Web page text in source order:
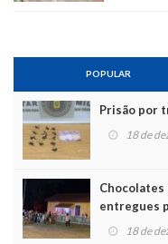
POPULAR
Prisão por
18 de
Chocolates
entregues
Noel 18 de